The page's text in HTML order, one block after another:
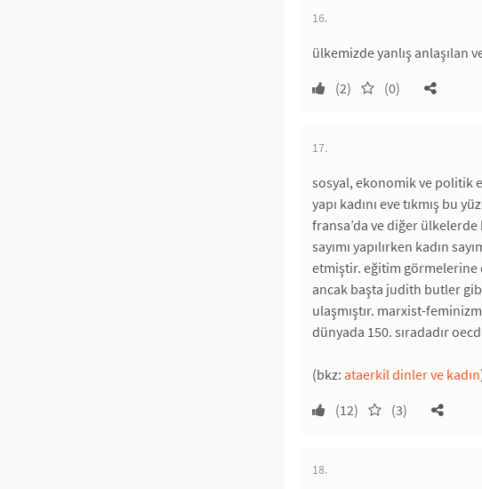
16.
ülkemizde yanlış anlaşılan
(2)
(0)
17.
sosyal, ekonomik ve politik
yapı kadını eve tıkmış bu
fransa’da ve diğer ülkelerde
sayımı yapılırken kadın
etmiştir. eğitim görmelerine
ancak başta judith butler
ulaşmıştır. marxist-
dünyada 150. sıradadır
(bkz: ataerkil dinler ve kadın
(12)
(3)
18.